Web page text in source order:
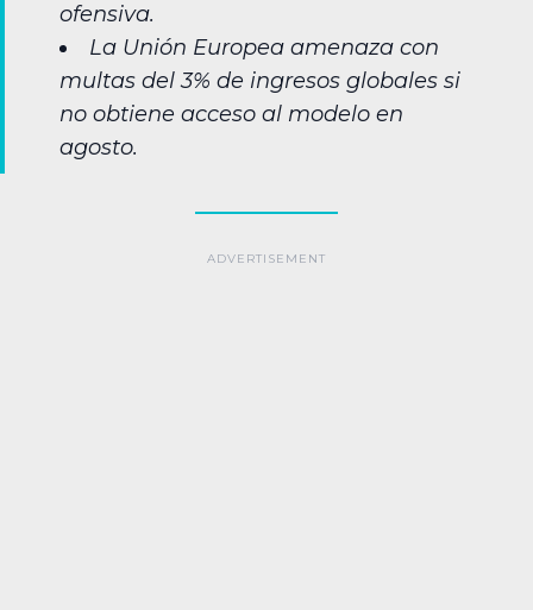
ofensiva.
La Unión Europea amenaza con
multas del 3% de ingresos globales si
no obtiene acceso al modelo en
agosto.